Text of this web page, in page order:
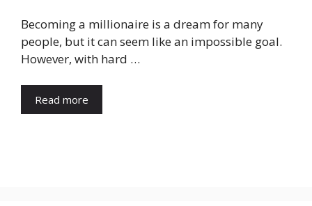
Becoming a millionaire is a dream for many
people, but it can seem like an impossible goal.
However, with hard …
Read more